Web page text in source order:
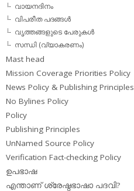
വായനദിനം
വിപരീത പദങ്ങള്‍
വൃത്തങ്ങളുടെ പേരുകള്‍
സന്ധി (വ്യാകരണം)
Mast head
Mission Coverage Priorities Policy
News Policy & Publishing Principles
No Bylines Policy
Policy
Publishing Principles
UnNamed Source Policy
Verification Fact-checking Policy
ഉപഭാഷ
എന്താണ് ശ്രേഷ്ഠഭാഷാ പദവി?